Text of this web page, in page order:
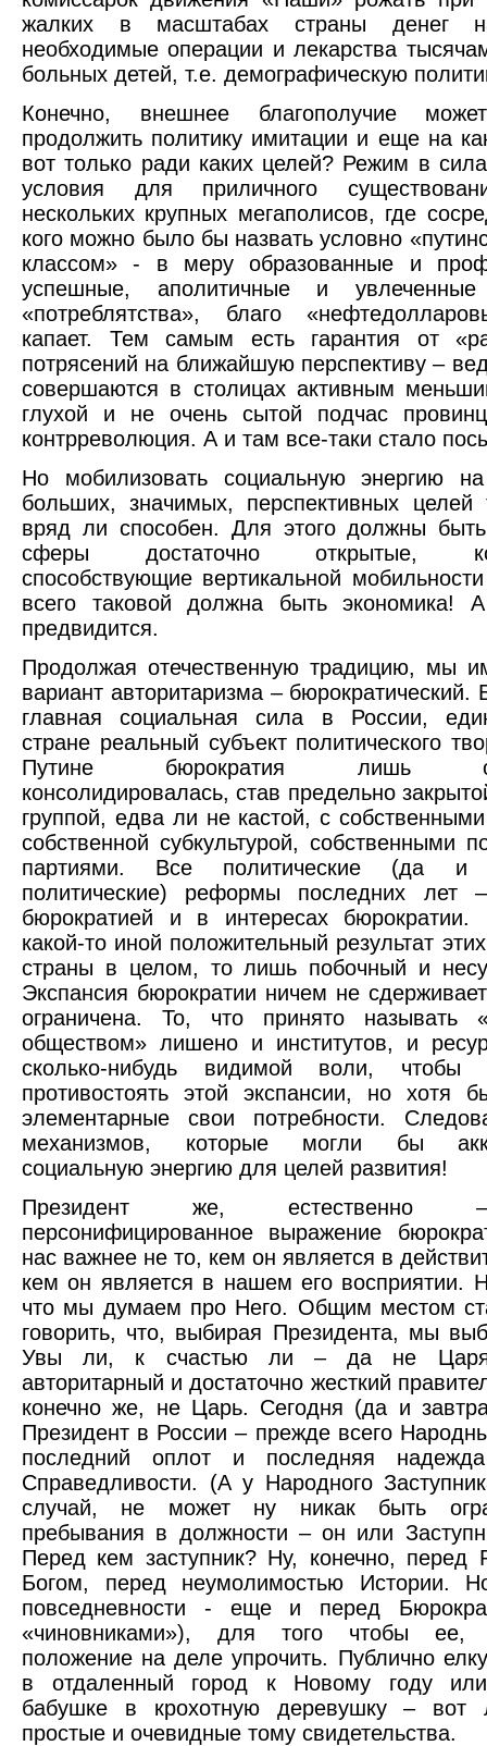
жалких в масштабах страны денег
необходимые операции и лекарства
больных детей, т.е. демографическую
Конечно, внешнее благополучие
продолжить политику имитации и еще на
вот только ради каких целей? Режим в
условия для приличного
нескольких крупных мегаполисов, где
кого можно было бы назвать условно
классом» - в меру образованные и
успешные, аполитичные и увлеченные
«потреблятства», благо
капает. Тем самым есть гарантия от
потрясений на ближайшую перспективу –
совершаются в столицах активным
глухой и не очень сытой подчас
контрреволюция. А и там все-таки стало
Но мобилизовать социальную энергию
больших, значимых, перспективных целей
вряд ли способен. Для этого должны
сферы достаточно открытые,
способствующие вертикальной
всего таковой должна быть экономика!
предвидится.
Продолжая отечественную традицию, мы
вариант авторитаризма – бюрократический.
главная социальная сила в России,
стране реальный субъект политического
Путине бюрократия лишь
консолидировалась, став предельно
группой, едва ли не кастой, с
собственной субкультурой, собственными
партиями. Все политические (да и
политические) реформы последних лет
бюрократией и в интересах
какой-то иной положительный результат
страны в целом, то лишь побочный и
Экспансия бюрократии ничем не
ограничена. То, что принято называть
обществом» лишено и институтов, и
сколько-нибудь видимой воли,
противостоять этой экспансии, но хотя
элементарные свои потребности.
механизмов, которые могли бы
социальную энергию для целей развития!
Президент же, естественно
персонифицированное выражение
нас важнее не то, кем он является в
кем он является в нашем его восприятии.
что мы думаем про Него. Общим местом
говорить, что, выбирая Президента, мы
Увы ли, к счастью ли – да не
авторитарный и достаточно жесткий
конечно же, не Царь. Сегодня (да и
Президент в России – прежде всего
последний оплот и последняя
Справедливости. (А у Народного
случай, не может ну никак быть
пребывания в должности – он или
Перед кем заступник? Ну, конечно, перед
Богом, перед неумолимостью Истории.
повседневности - еще и перед
«чиновниками»), для того чтобы ее,
положение на деле упрочить. Публично
в отдаленный город к Новому году или
бабушке в крохотную деревушку – вот
простые и очевидные тому свидетельства.